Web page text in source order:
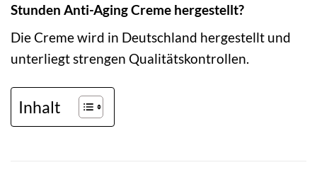
Stunden Anti-Aging Creme hergestellt?
Die Creme wird in Deutschland hergestellt und
unterliegt strengen Qualitätskontrollen.
Inhalt